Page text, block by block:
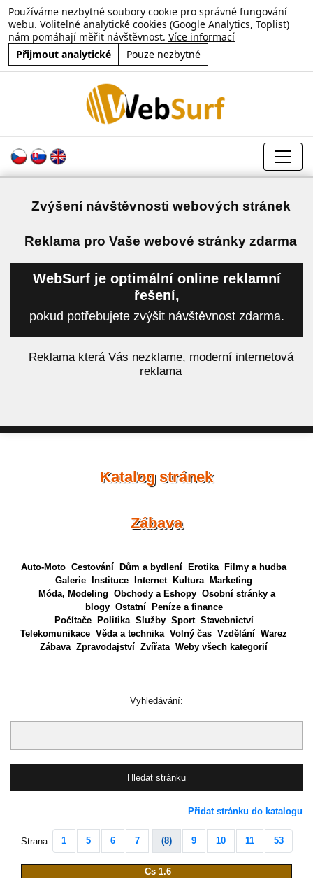
Používáme nezbytné soubory cookie pro správné fungování
webu. Volitelné analytické cookies (Google Analytics, Toplist)
nám pomáhají měřit návštěvnost. Více informací
Přijmout analytické
Pouze nezbytné
Zvýšení návštěvnosti webových stránek
Reklama pro Vaše webové stránky zdarma
WebSurf je optimální online reklamní
řešení,
pokud potřebujete zvýšit návštěvnost zdarma.
Reklama která Vás nezklame, moderní internetová
reklama
Katalog stránek
Zábava
Auto-Moto Cestování Dům a bydlení Erotika
Filmy a hudba
Galerie
Instituce Internet Kultura
Marketing
Móda, Modeling Obchody a Eshopy Osobní stránky a
blogy Ostatní
Peníze a finance
Počítače
Politika Služby Sport Stavebnictví
Telekomunikace Věda a technika Volný čas Vzdělání Warez
Zábava Zpravodajství Zvířata Weby všech kategorií
Vyhledávání:
Přidat stránku do katalogu
Strana: 1 5 6 7 (8) 9 10 11 53
Cs 1.6